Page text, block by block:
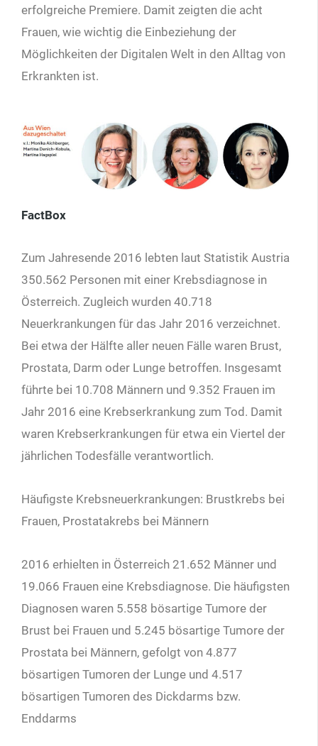
erfolgreiche Premiere. Damit zeigten die acht
Frauen, wie wichtig die Einbeziehung der
Möglichkeiten der Digitalen Welt in den Alltag von
Erkrankten ist.
FactBox
Zum Jahresende 2016 lebten laut Statistik Aus­tria
350.562 Personen mit einer Krebsdiagnose in
Österreich. Zugleich wurden 40.718
Neuerkrankungen für das Jahr 2016 verzeichnet.
Bei etwa der Hälfte aller neuen Fälle waren Brust,
Prostata, Darm oder Lunge betroffen. Insgesamt
führte bei 10.708 Männern und 9.352 Frauen im
Jahr 2016 eine Krebserkrankung zum Tod. Damit
waren Krebserkrankungen für etwa ein Viertel der
jährlichen Todesfälle verantwortlich.
Häufigste Krebsneuerkrankungen: Brustkrebs bei
Frauen, Prostatakrebs bei Männern
2016 erhielten in Österreich 21.652 Männer und
19.066 Frauen eine Krebsdiagnose. Die häufigsten
Diagnosen waren 5.558 bösartige Tumore der
Brust bei Frauen und 5.245 bösartige Tumore der
Prostata bei Männern, gefolgt von 4.877
bösartigen Tumoren der Lunge und 4.517
bösartigen Tumoren des Dickdarms bzw.
Enddarms